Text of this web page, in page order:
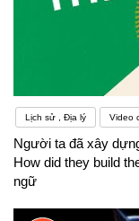
Lịch sử , Địa lý Video
Người ta đã xây
How did they build
ngữ